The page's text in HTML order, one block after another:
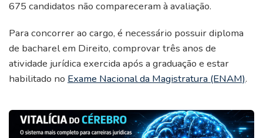
675 candidatos não compareceram à avaliação.
Para concorrer ao cargo, é necessário possuir diploma
de bacharel em Direito, comprovar três anos de
atividade jurídica exercida após a graduação e estar
habilitado no Exame Nacional da Magistratura (ENAM).